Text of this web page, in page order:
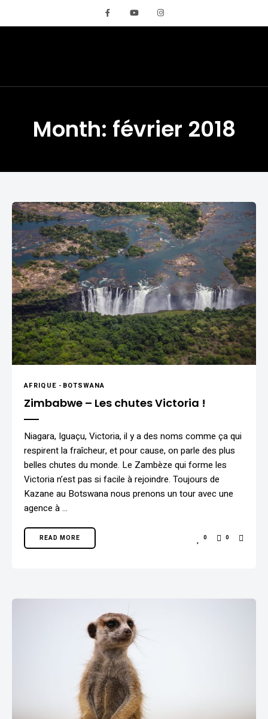
Month: février 2018
AFRIQUE - BOTSWANA
Zimbabwe – Les chutes Victoria !
Niagara, Iguaçu, Victoria, il y a des noms comme ça qui
respirent la fraîcheur, et pour cause, on parle des plus
belles chutes du monde. Le Zambèze qui forme les
Victoria n’est pas si facile à rejoindre. Toujours de
Kazane au Botswana nous prenons un tour avec une
agence à …
READ MORE 0 0